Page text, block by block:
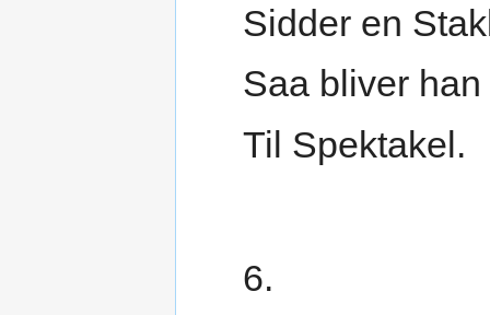
Sidder en
Saa bliver
Til Spektakel.
6.